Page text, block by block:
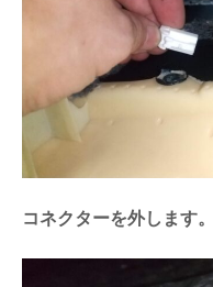
コネクターを外します。